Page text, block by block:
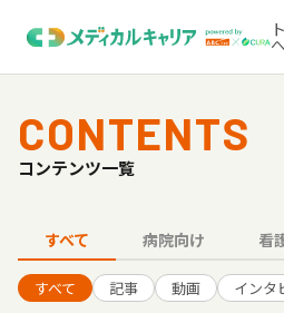
CONTENTS
コンテンツ一覧
すべて 病院向け 看
すべて 記事 動画 インタ